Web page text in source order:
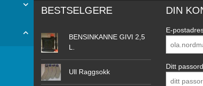
BESTSELGERE
BENSINKANNE GIVI 2,5
L.
Ull Raggsokk
DIN
E-
Ditt passord